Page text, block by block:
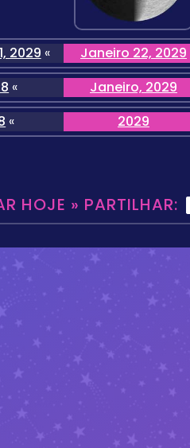
2029 « Janeiro 22, 2029
« Janeiro, 2029
« 2029
HOJE » PARTILHAR: